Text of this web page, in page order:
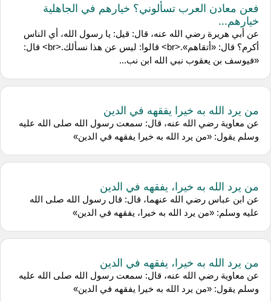
فعن معادن العرب تسألوني؟ خيارهم في الجاهلية
خيارهم...
عن أبي هريرة رضي الله عنه، قال: قيل: يا رسول الله، أي الناس
أكرم؟ قال: «أتقاهم».<br> قالوا: ليس عن هذا نسألك.<br> قال:
«فيوسف بن يعقوب نبي الله ابن نب...
من يرد الله به خيرا يفقهه في الدين
عن معاوية رضي الله عنه، قال: سمعت رسول الله صلى الله عليه
وسلم يقول: «من يرد الله به خيرا يفقهه في الدين»
من يرد الله به خيرا، يفقهه في الدين
عن ابن عباس رضي الله عنهما، قال: قال رسول الله صلى الله
عليه وسلم: «من يرد الله به خيرا، يفقهه في الدين»
من يرد الله به خيرا، يفقهه في الدين
عن معاوية رضي الله عنه، قال: سمعت رسول الله صلى الله عليه
وسلم يقول: «من يرد الله به خيرا يفقهه في الدين»